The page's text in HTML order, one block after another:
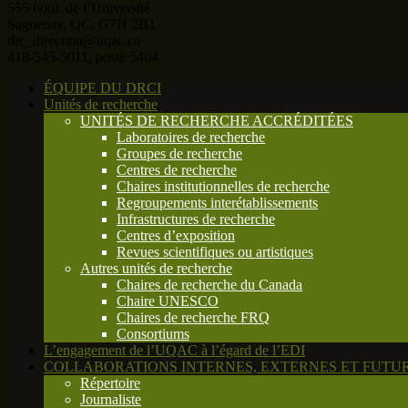
ÉQUIPE DU DRCI
Unités de recherche
UNITÉS DE RECHERCHE ACCRÉDITÉES
Laboratoires de recherche
Groupes de recherche
Centres de recherche
Chaires institutionnelles de recherche
Regroupements interétablissements
Infrastructures de recherche
Centres d’exposition
Revues scientifiques ou artistiques
Autres unités de recherche
Chaires de recherche du Canada
Chaire UNESCO
Chaires de recherche FRQ
Consortiums
L’engagement de l’UQAC à l’égard de l’EDI
COLLABORATIONS INTERNES, EXTERNES ET
Répertoire
Journaliste